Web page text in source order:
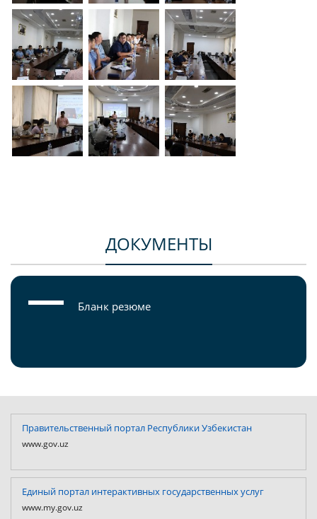
ДОКУМЕНТЫ
Бланк резюме
Правительственный портал Республики Узбекистан
www.gov.uz
Единый портал интерактивных государственных услуг
www.my.gov.uz